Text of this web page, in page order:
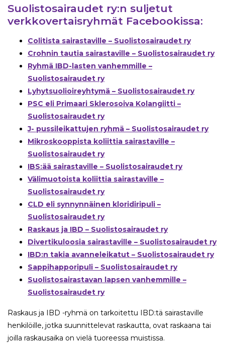
Suolistosairaudet ry:n suljetut
verkkovertaisryhmät Facebookissa:
Colitista sairastaville – Suolistosairaudet ry
Crohnin tautia sairastaville – Suolistosairaudet ry
Ryhmä IBD-lasten vanhemmille –
Suolistosairaudet ry
Lyhytsuolioireyhtymä – Suolistosairaudet ry
PSC eli Primaari Sklerosoiva Kolangiitti –
Suolistosairaudet ry
J- pussileikattujen ryhmä – Suolistosairaudet ry
Mikroskooppista koliittia sairastaville –
Suolistosairaudet ry
IBS:ää sairastaville – Suolistosairaudet ry
Välimuotoista koliittia sairastaville –
Suolistosairaudet ry
CLD eli synnynnäinen kloridiripuli –
Suolistosairaudet ry
Raskaus ja IBD – Suolistosairaudet ry
Divertikuloosia sairastaville – Suolistosairaudet ry
IBD:n takia avanneleikatut – Suolistosairaudet ry
Sappihapporipuli – Suolistosairaudet ry
Suolistosairastavan lapsen vanhemmille –
Suolistosairaudet ry
Raskaus ja IBD -ryhmä on tarkoitettu
IBD:tä sairastaville
henkilöille, jotka suunnittelevat raskautta, ovat raskaana tai
joilla raskausaika on vielä tuoreessa muistissa.